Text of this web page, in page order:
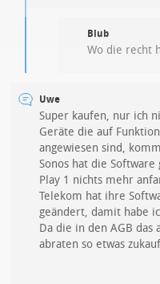
Blub
Wo die recht
Uwe
Super kaufen, nur ich
Geräte die auf
angewiesen sind,
Sonos hat die
Play 1 nichts mehr
Telekom hat ihre
geändert, damit habe
Da die in den AGB das
abraten so etwas